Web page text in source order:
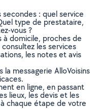
: quel service
type de prestataire,
vous ?
à domicile, proches de
les services
les notes et avis
messagerie AlloVoisins
en ligne, en passant
lieux, les devis et les
chaque étape de votre